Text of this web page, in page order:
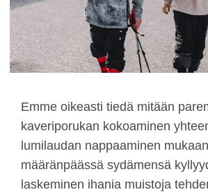
Emme oikeasti tiedä mitään
kaveriporukan kokoaminen
lumilaudan nappaaminen
määränpäässä sydämensä
laskeminen ihania muistoja